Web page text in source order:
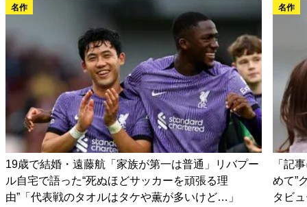
名作
19歳で結婚・遠藤航「家族が第一は普通」リバプー
ル自宅で語った“死ぬほどサッカーを頑張る理
由”「代表戦のタオルはタケや薫が多いけど…」
名作
「記
めて”
タビ